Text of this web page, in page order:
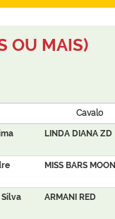
OU MAIS)
Cavalo
LINDA DIANA ZD
MISS BARS MOON
ARMANI RED